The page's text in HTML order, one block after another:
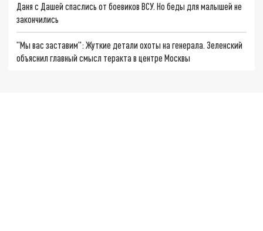
Даня с Дашей спаслись от боевиков ВСУ. Но беды для малышей не
закончились
"Мы вас заставим": Жуткие детали охоты на генерала. Зеленский
объяснил главный смысл теракта в центре Москвы